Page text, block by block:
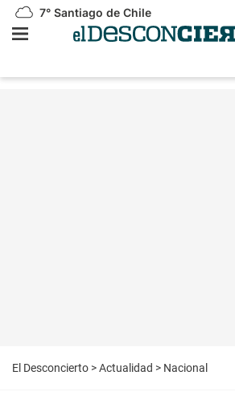
7° Santiago de Chile
El Desconcierto >Actualidad > Nacional